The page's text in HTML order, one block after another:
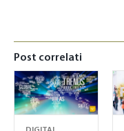
Post correlati